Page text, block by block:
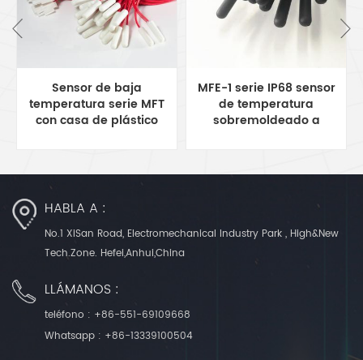
Sensor de baja
temperatura serie MFT
con casa de plástico
MFE-1 serie IP68 sensor
de temperatura
sobremoldeado a
HABLA A :
No.1 XiSan Road, Electromechanical Industry Park , High&New
Tech.Zone. Hefei,Anhui,China
LLÁMANOS :
teléfono : +86-551-69109668
Whatsapp : +86-13339100504